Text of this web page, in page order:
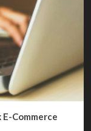
Commerce